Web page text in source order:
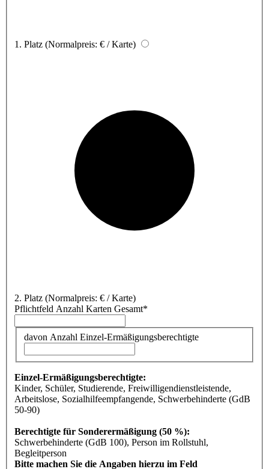
1. Platz (Normalpreis: € / Karte)
2. Platz (Normalpreis: € / Karte)
Pflichtfeld Anzahl Karten Gesamt*
davon Anzahl Einzel-Ermäßigungsberechtigte
Einzel-Ermäßigungsberechtigte:
Kinder, Schüler, Studierende, Freiwilligendienstleistende,
Arbeitslose, Sozialhilfeempfangende, Schwerbehinderte (GdB
50-90)
Berechtigte für Sonderermäßigung (50 %):
Schwerbehinderte (GdB 100), Person im Rollstuhl,
Begleitperson
Bitte machen Sie die Angaben hierzu im Feld